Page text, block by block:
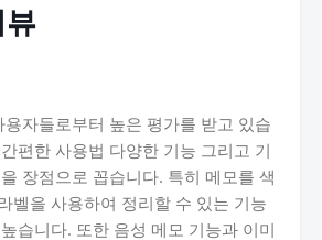
자들로부터 높은 평가를 받고 있습
편한 사용법 다양한 기능 그리고 기
장점으로 꼽습니다. 특히 메모를 색
벨을 사용하여 정리할 수 있는 기능
습니다. 또한 음성 메모 기능과 이미